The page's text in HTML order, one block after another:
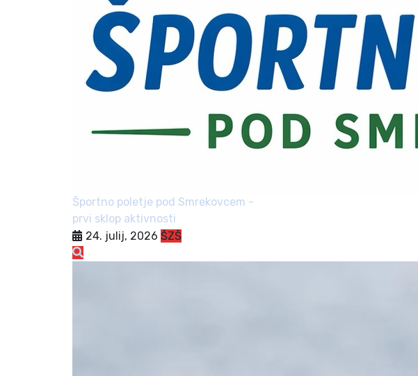
Športno poletje pod Smrekovcem -
prvi sklop aktivnosti
24. julij, 2026 ŠZŠ